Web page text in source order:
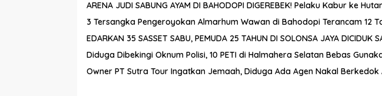
ARENA JUDI SABUNG AYAM DI BAHODOPI DIGEREBEK! Pelaku Kabur ke
3 Tersangka Pengeroyokan Almarhum Wawan di Bahodopi Terancam 12
EDARKAN 35 SASSET SABU, PEMUDA 25 TAHUN DI SOLONSA JAYA DICIDUK
Diduga Dibekingi Oknum Polisi, 10 PETI di Halmahera Selatan Bebas
Owner PT Sutra Tour Ingatkan Jemaah, Diduga Ada Agen Nakal